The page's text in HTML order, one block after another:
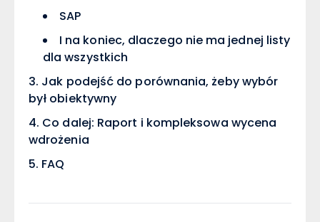
SAP
I na koniec, dlaczego nie ma jednej listy
dla wszystkich
Jak podejść do porównania, żeby wybór
był obiektywny
Co dalej: Raport i kompleksowa wycena
wdrożenia
FAQ